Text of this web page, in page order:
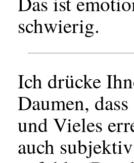
schwierig.
Ich drücke
Daumen,
und Vieles
auch